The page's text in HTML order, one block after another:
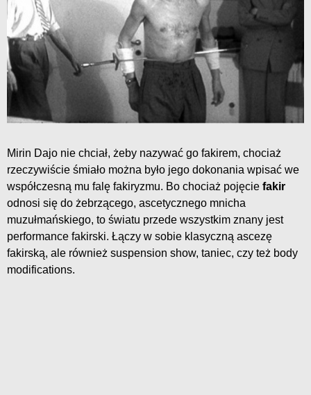
Mirin Dajo nie chciał, żeby nazywać go fakirem, chociaż
rzeczywiście śmiało można było jego dokonania wpisać we
współczesną mu falę fakiryzmu. Bo chociaż pojęcie fakir
odnosi się do żebrzącego, ascetycznego mnicha
muzułmańskiego, to światu przede wszystkim znany jest
performance fakirski. Łączy w sobie klasyczną ascezę
fakirską, ale również suspension show, taniec, czy też body
modifications.